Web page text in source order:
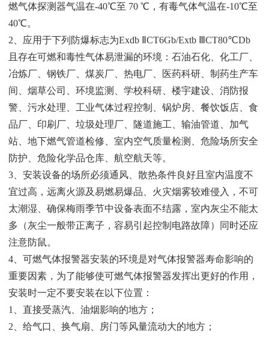
燃气体探测器气温在-40℃至 70 ℃，有毒气体气温在-10℃至
40℃。
2、应用于下列防爆标志为Exdb ⅡCT6Gb/Extb ⅢCT80℃Db
且存在可燃和毒性气体易泄漏的环境：石油石化、化工厂、
冶炼厂、钢铁厂、煤炭厂、热电厂、医药科研、制药生产车
间、烟草公司、环境监测、学校科研、楼宇建设、消防报
警、污水处理、工业气体过程控制、锅炉房、餐饮饭店、食
品厂、印刷厂、垃圾处理厂、 隧道施工、输油管道、加气
站、地下燃气管道检修、室内空气质量检测、危险场所安全
防护、危险化学品仓库、航空航天等。
3、安装设备的场所必须通风、散热条件良好且室内温度不
宜过高，远离火源及易燃易爆品、火灾烟雾较难侵入，不可
太潮湿、确保梅雨季节中设备表面不结露，室内灰尘不能太
多（灰尘一般带正离子，容易引起控制电路故障）同时还应
注意防鼠。
4、可燃气体报警器安装的环境是对气体报警器寿命影响的
重要因素，为了能够使可燃气体报警器发挥出更好的作用，
安装时一定不要安装在以下位置：
1、直接受蒸汽、油烟影响的地方；
2、给气口、换气扇、房门等风量流动大的地方；